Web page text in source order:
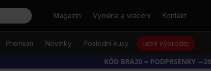
HledatMagazín Výměna a vrácení Kontakt
Premium Novinky Poslední kusy Letní výprodej
KÓD BRA20 = PODPRSENKY